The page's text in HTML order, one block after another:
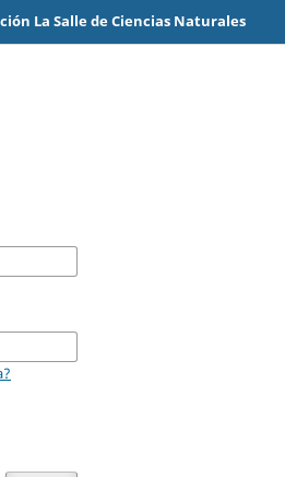
La Salle de Ciencias Naturales